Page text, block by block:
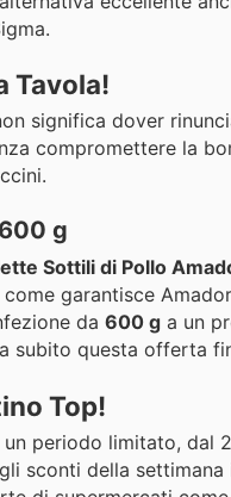
Tavola!
significa dover
compromettere la
g
Sottili di Pollo
garantisce
da 600 g a un
subito questa offerta
Top!
periodo limitato, dal
sconti della